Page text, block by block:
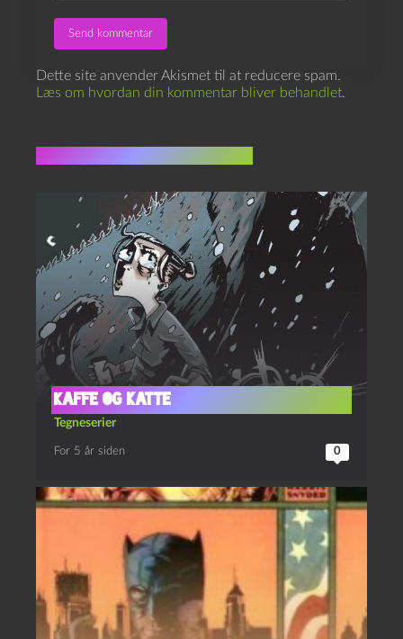
Dette site anvender Akismet til at reducere spam.
Læs om hvordan din kommentar bliver behandlet.
Kaffe og katte
Tegneserier
For 5 år siden 0